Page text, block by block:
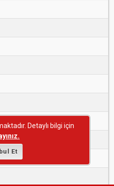
Detaylı bilgi için
Et